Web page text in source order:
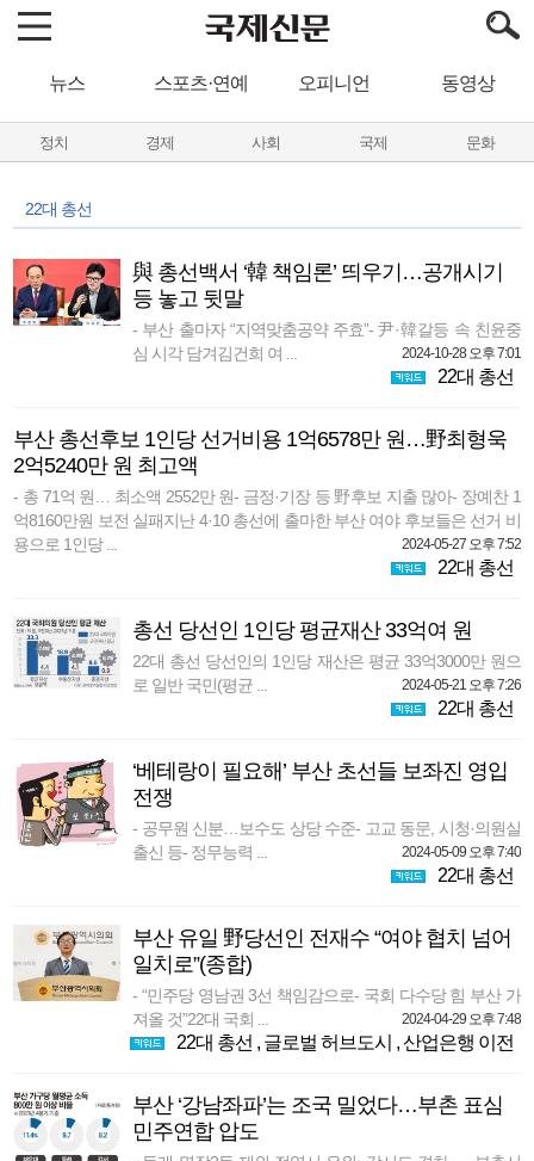
뉴스 스포츠·연예 오피니언 동영상
정치 경제 사회 국제 문화
22대 총선
與 총선백서 ‘韓 책임론’ 띄우기…공개시기
등 놓고 뒷말
- 부산 출마자 “지역맞춤공약 주효”- 尹·韓갈등 속 친윤중
심 시각 담겨김건희 여 ...
2024-10-28 오후 7:01
22대 총선
부산 총선후보 1인당 선거비용 1억6578만 원…野최형욱
2억5240만 원 최고액
- 총 71억 원… 최소액 2552만 원- 금정·기장 등 野후보 지출 많아- 장예찬 1
억8160만원 보전 실패지난 4·10 총선에 출마한 부산 여야 후보들은 선거 비
용으로 1인당 ...
2024-05-27 오후 7:52
22대 총선
총선 당선인 1인당 평균재산 33억여 원
22대 총선 당선인의 1인당 재산은 평균 33억3000만 원으
로 일반 국민(평균 ...
2024-05-21 오후 7:26
22대 총선
‘베테랑이 필요해’ 부산 초선들 보좌진 영입
전쟁
- 공무원 신분…보수도 상당 수준- 고교 동문, 시청·의원실
출신 등- 정무능력 ...
2024-05-09 오후 7:40
22대 총선
부산 유일 野당선인 전재수 “여야 협치 넘어
일치로”(종합)
- “민주당 영남권 3선 책임감으로- 국회 다수당 힘 부산 가
져올 것”22대 국회 ...
2024-04-29 오후 7:48
22대 총선 , 글로벌 허브도시 ,산업은행 이전
부산 ‘강남좌파’는 조국 밀었다…부촌 표심
민주연합 압도